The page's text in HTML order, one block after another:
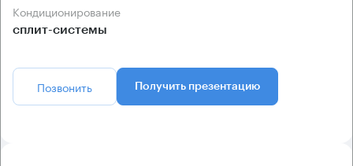
Кондиционирование
сплит-системы
Позвонить Получить презентацию